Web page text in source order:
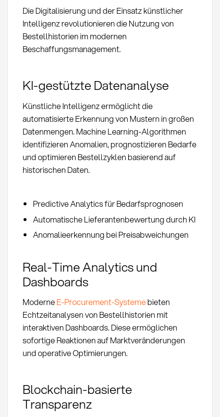
Die Digitalisierung und der Einsatz künstlicher
Intelligenz revolutionieren die Nutzung von
Bestellhistorien im modernen
Beschaffungsmanagement.
KI-gestützte Datenanalyse
Künstliche Intelligenz ermöglicht die
automatisierte Erkennung von Mustern in großen
Datenmengen. Machine Learning-Algorithmen
identifizieren Anomalien, prognostizieren Bedarfe
und optimieren Bestellzyklen basierend auf
historischen Daten.
Predictive Analytics für Bedarfsprognosen
Automatische Lieferantenbewertung durch KI
Anomalieerkennung bei Preisabweichungen
Real-Time Analytics und
Dashboards
ModerneE-Procurement-Systemebieten
Echtzeitanalysen von Bestellhistorien mit
interaktiven Dashboards. Diese ermöglichen
sofortige Reaktionen auf Marktveränderungen
und operative Optimierungen.
Blockchain-basierte
Transparenz